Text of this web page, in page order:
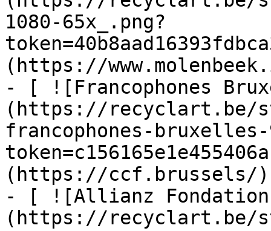
1080-65x_.png?
(https://
- [ ![Francophones
(https://recyclart.be/
francophones-bruxelles-
(https://ccf.brussels/)
- [ ![Allianz
(https://recyclart.be/